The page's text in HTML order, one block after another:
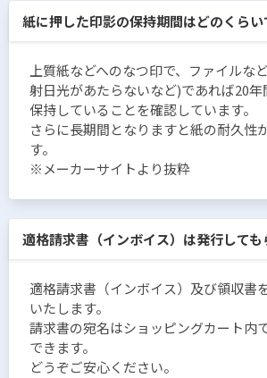
紙に押した印影の保持期間はどのくらい
上質紙などへのなつ印で、ファイルな
射日光があたらないなど)であれば20
保持していることを確認しています。
さらに長期間となりますと紙の耐久性
す。
※メーカーサイトより抜粋
適格請求書（インボイス）は発行しても
適格請求書（インボイス）及び領収書
いたします。
請求書の宛名はショッピングカート内
できます。
どうぞご安心ください。